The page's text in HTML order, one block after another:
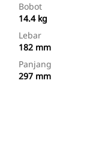
Bobot
14.4 kg
Lebar
182 mm
Panjang
297 mm